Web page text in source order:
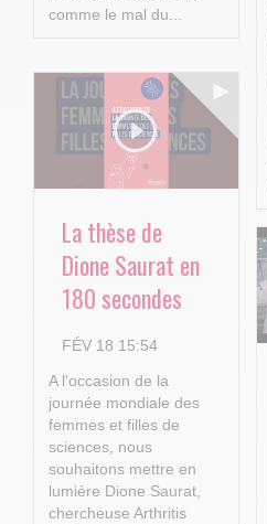
comme le mal du...
La thèse de
Dione Saurat en
180 secondes
FÉV 18 15:54
A l'occasion de la
journée mondiale des
femmes et filles de
sciences, nous
souhaitons mettre en
lumière Dione Saurat,
chercheuse Arthritis